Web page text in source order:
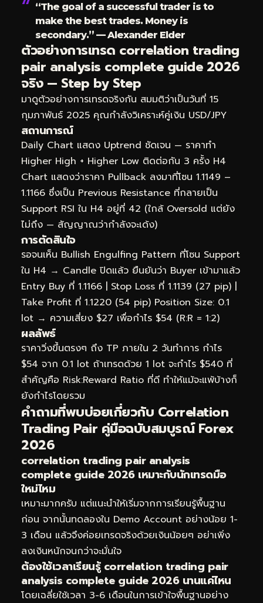
“The goal of a successful trader is to
make the best trades. Money is
secondary.” — Alexander Elder
ตัวอย่างการเทรด correlation trading
pair analysis complete guide 2026
จริง — Step by Step
มาดูตัวอย่างการเทรดจริงกัน สมมติว่าเป็นวันที่ 15
กุมภาพันธ์ 2025 คุณกำลังวิเคราะห์คู่เงิน USD/JPY
สถานการณ์
Daily Chart แสดง Uptrend ชัดเจน — ราคาทำ
Higher High + Higher Low ติดต่อกัน 3 ครั้ง H4
Chart แสดงว่าราคา Pullback ลงมาที่โซน 1.1149 –
1.1166 ซึ่งเป็น Previous Resistance ที่กลายเป็น
Support RSI ใน H4 อยู่ที่ 42 (ใกล้ Oversold แต่ยัง
ไม่ถึง — สัญญาณว่ากำลังจะเด้ง)
การตัดสินใจ
รอจนเห็น Bullish Engulfing Pattern ที่โซน Support
ใน H4 → Candle ปิดแล้ว ยืนยันว่า Buyer เข้ามาแล้ว
Entry Buy ที่ 1.1166 | Stop Loss ที่ 1.1139 (27 pip) |
Take Profit ที่ 1.1220 (54 pip) Position Size: 0.1
lot → ความเสี่ยง $27 เพื่อกำไร $54 (R:R = 1:2)
ผลลัพธ์
ราคาวิ่งขึ้นตรงๆ ถึง TP ภายใน 2 วันทำการ กำไร
$54 จาก 0.1 lot ถ้าเทรดด้วย 1 lot จะกำไร $540 ที่
สำคัญคือ Risk:Reward Ratio ที่ดี ทำให้แม้จะแพ้บ้างก็
ยังกำไรโดยรวม
คำถามที่พบบ่อยเกี่ยวกับ Correlation
Trading Pair คู่มือฉบับสมบูรณ์ Forex
2026
correlation trading pair analysis
complete guide 2026 เหมาะกับนักเทรดมือ
ใหม่ไหม
เหมาะมากครับ แต่แนะนำให้เริ่มจากการเรียนรู้พื้นฐาน
ก่อน จากนั้นทดลองใน Demo Account อย่างน้อย 1-
3 เดือน แล้วจึงค่อยเทรดจริงด้วยเงินน้อยๆ อย่าเพิ่ง
ลงเงินหนักจนกว่าจะมั่นใจ
ต้องใช้เวลาเรียนรู้ correlation trading pair
analysis complete guide 2026 นานแค่ไหน
โดยเฉลี่ยใช้เวลา 3-6 เดือนในการเข้าใจพื้นฐานอย่าง